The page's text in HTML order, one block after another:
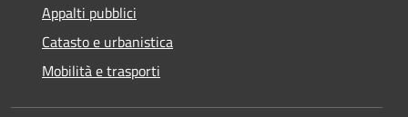
Appalti pubblici
Catasto e urbanistica
Mobilità e trasporti